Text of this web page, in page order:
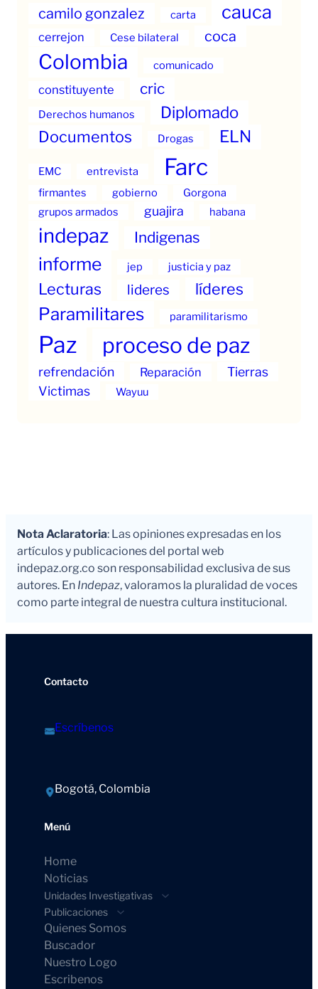
camilo gonzalez carta cauca
cerrejon Cese bilateral coca
Colombia comunicado
constituyente cric
Derechos humanos Diplomado
Documentos Drogas ELN
EMC entrevista Farc
firmantes gobierno
Gorgona
grupos armados
guajira habana
indepaz Indigenas
informe jep justicia y paz
Lecturas lideres líderes
Paramilitares paramilitarismo
Paz proceso de paz
refrendación Reparación
Tierras
Victimas
Wayuu
Nota Aclaratoria: Las opiniones expresadas en los
artículos y publicaciones del portal web
indepaz.org.co son responsabilidad exclusiva de sus
autores. En Indepaz, valoramos la pluralidad de voces
como parte integral de nuestra cultura institucional.
Contacto
Escríbenos
Bogotá, Colombia
Menú
Home
Noticias
Unidades Investigativas
Publicaciones
Quienes Somos
Buscador
Nuestro Logo
Escribenos